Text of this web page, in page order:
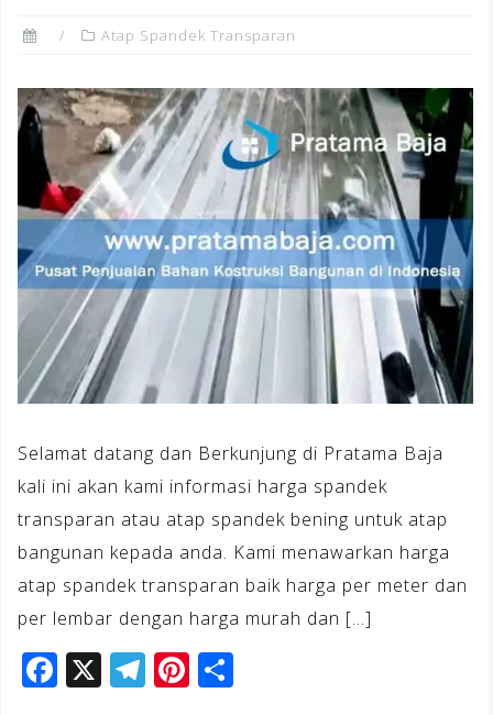
Atap Spandek Transparan
Selamat datang dan Berkunjung di Pratama Baja
kali ini akan kami informasi harga spandek
transparan atau atap spandek bening untuk atap
bangunan kepada anda. Kami menawarkan harga
atap spandek transparan baik harga per meter dan
per lembar dengan harga murah dan […]
F X T Pi